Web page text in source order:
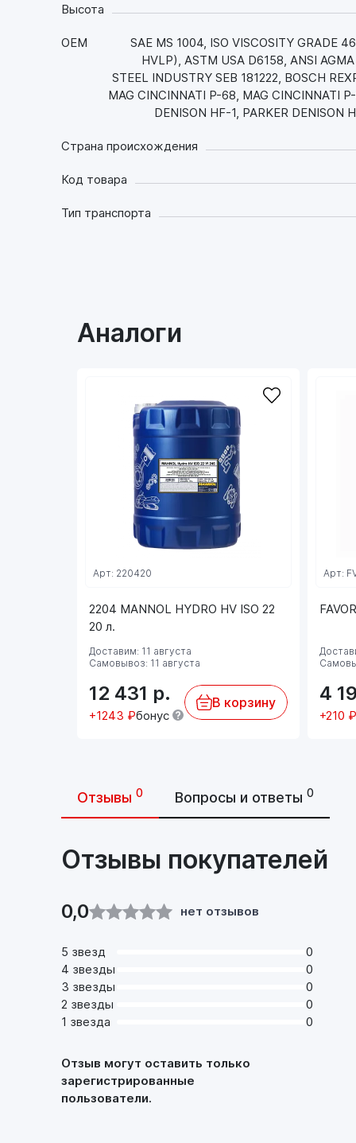
Высота
OEM
SAE MS 1004, ISO VISCOSITY GRADE
HVLP), ASTM USA D6158, ANSI
STEEL INDUSTRY SEB 181222, BOSCH
MAG CINCINNATI P-68, MAG CINCINNATI
DENISON HF-1, PARKER DENISON
Страна происхождения
Код товара
Тип транспорта
Аналоги
2204 MANNOL HYDRO HV ISO 22
20 л.
Арт: 220420
Доставим: 11 августа
Самовывоз: 11 августа
12 431 р.
+1243 ₽бонус
В корзину
Арт:
4
+210 ₽
Отзывы 0 Вопросы и ответы 0
Отзывы покупателей
0,0 нет отзывов
5 звезд
0
4 звезды
0
3 звезды
0
2 звезды
0
1 звезда
0
Отзыв могут оставить только
зарегистрированные
пользователи.